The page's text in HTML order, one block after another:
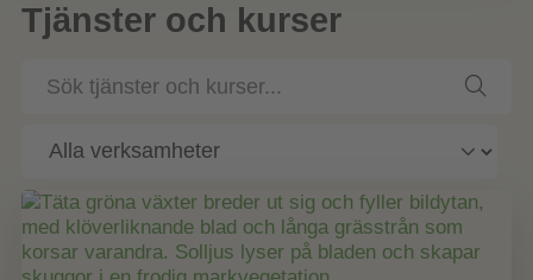
Tjänster och kurser
tjänster
kurser